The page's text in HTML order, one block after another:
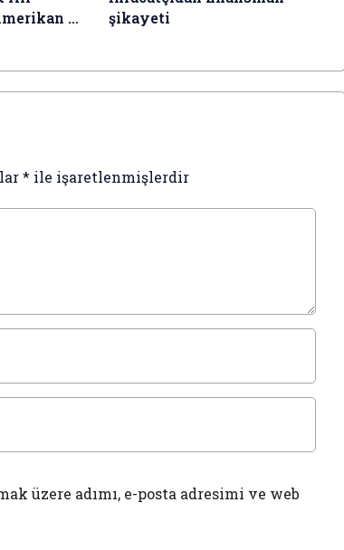
İş
şikayeti
* ile işaretlenmişlerdir
üzere adımı, e-posta adresimi ve web